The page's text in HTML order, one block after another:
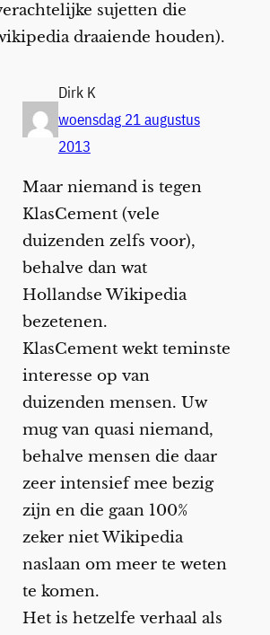
sujetten die
draaiende houden).
Dirk K
woensdag 21 augustus
2013
Maar niemand is tegen
KlasCement (vele
duizenden zelfs voor),
behalve dan wat
Hollandse Wikipedia
bezetenen.
KlasCement wekt teminste
interesse op van
duizenden mensen. Uw
mug van quasi niemand,
behalve mensen die daar
zeer intensief mee bezig
zijn en die gaan 100%
zeker niet Wikipedia
naslaan om meer te weten
te komen.
Het is hetzelfe verhaal als